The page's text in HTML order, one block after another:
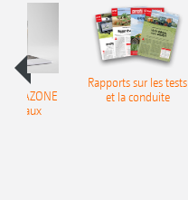
AMAZONE
réseaux
Rapports sur les tests
et la conduite